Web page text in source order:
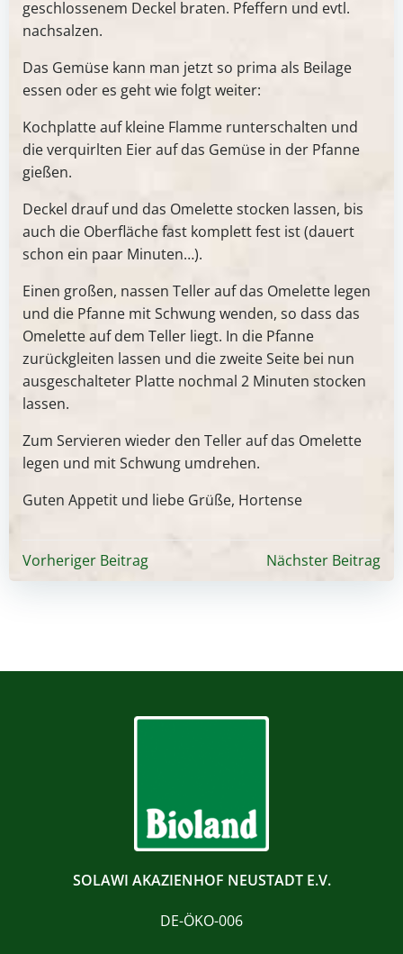
geschlossenem Deckel braten. Pfeffern und evtl.
nachsalzen.
Das Gemüse kann man jetzt so prima als Beilage
essen oder es geht wie folgt weiter:
Kochplatte auf kleine Flamme runterschalten und
die verquirlten Eier auf das Gemüse in der Pfanne
gießen.
Deckel drauf und das Omelette stocken lassen, bis
auch die Oberfläche fast komplett fest ist (dauert
schon ein paar Minuten…).
Einen großen, nassen Teller auf das Omelette legen
und die Pfanne mit Schwung wenden, so dass das
Omelette auf dem Teller liegt. In die Pfanne
zurückgleiten lassen und die zweite Seite bei nun
ausgeschalteter Platte nochmal 2 Minuten stocken
lassen.
Zum Servieren wieder den Teller auf das Omelette
legen und mit Schwung umdrehen.
Guten Appetit und liebe Grüße, Hortense
Beitragsnavigation
Vorheriger Beitrag Nächster Beitrag
SOLAWI AKAZIENHOF NEUSTADT E.V.
DE-ÖKO-006